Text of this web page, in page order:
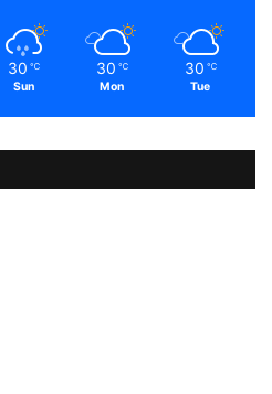
30 ℃
Sun
30 ℃
Mon
30 ℃
Tue